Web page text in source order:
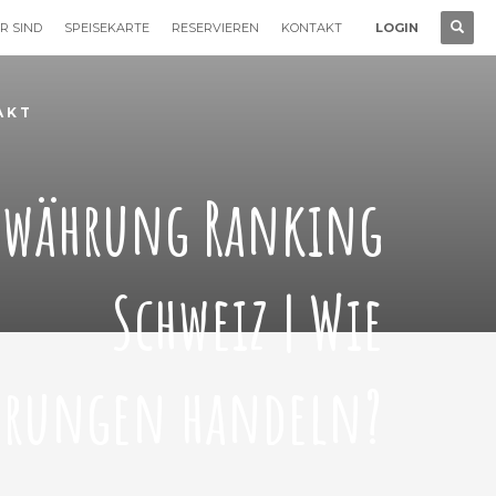
SIND SPEISEKARTE RESERVIEREN KONTAKT LOGIN
Ranking
Schweiz | Wie